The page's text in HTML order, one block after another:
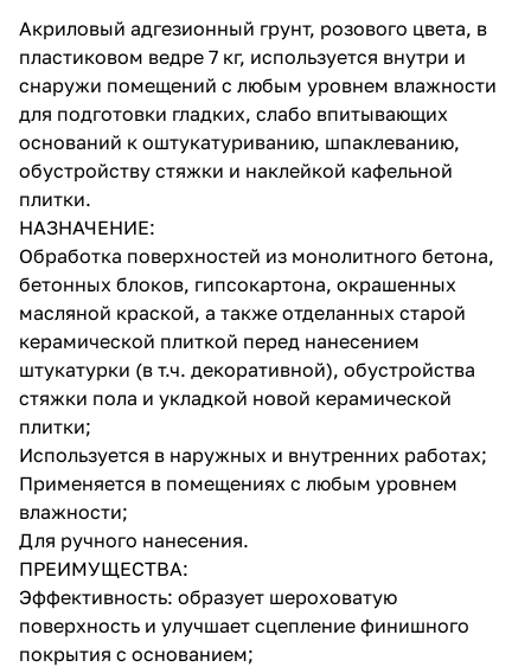
Акриловый адгезионный грунт, розового цвета, в
пластиковом ведре 7 кг, используется внутри и
снаружи помещений с любым уровнем влажности
для подготовки гладких, слабо впитывающих
оснований к оштукатуриванию, шпаклеванию,
обустройству стяжки и наклейкой кафельной
плитки.
НАЗНАЧЕНИЕ:
Обработка поверхностей из монолитного бетона,
бетонных блоков, гипсокартона, окрашенных
масляной краской, а также отделанных старой
керамической плиткой перед нанесением
штукатурки (в т.ч. декоративной), обустройства
стяжки пола и укладкой новой керамической
плитки;
Используется в наружных и внутренних работах;
Применяется в помещениях с любым уровнем
влажности;
Для ручного нанесения.
ПРЕИМУЩЕСТВА:
Эффективность: образует шероховатую
поверхность и улучшает сцепление финишного
покрытия с основанием;